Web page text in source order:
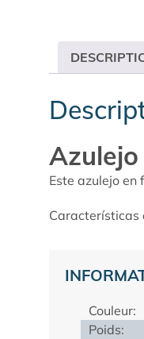
Azulejo
Este azulejo
Características
Couleur:
Poids: